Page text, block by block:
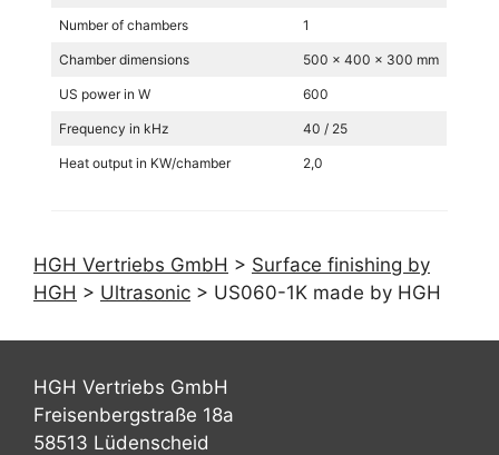
Number of chambers 1
Chamber dimensions 500 x 400 x 300 mm
US power in W 600
Frequency in kHz 40 / 25
Heat output in KW/chamber 2,0
HGH Vertriebs GmbH > Surface finishing by
HGH > Ultrasonic > US060-1K made by HGH
HGH Vertriebs GmbH
Freisenbergstraße 18a
58513 Lüdenscheid